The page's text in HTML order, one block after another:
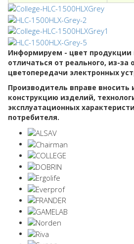
Информируем - цвет продукции
отличаться от реального, из-за
цветопередачи электронных
Производитель вправе вносить
конструкцию изделий,
эксплуатационных
потребителя.